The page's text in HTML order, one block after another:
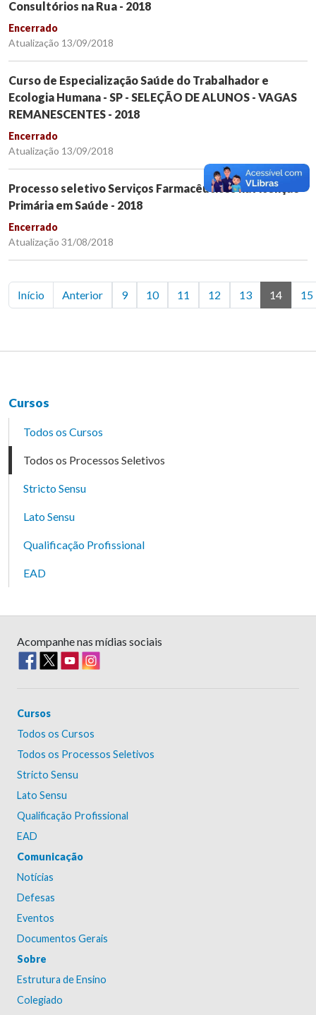
Consultórios na Rua - 2018
Encerrado
Atualização 13/09/2018
Curso de Especialização Saúde do Trabalhador e
Ecologia Humana - SP - SELEÇÃO DE ALUNOS - VAGAS
REMANESCENTES - 2018
Encerrado
Atualização 13/09/2018
Processo seletivo Serviços Farmacêuticos na Atenção
Primária em Saúde - 2018
Encerrado
Atualização 31/08/2018
Início Anterior 9 10 11 12 13 14 15
Cursos
Todos os Cursos
Todos os Processos Seletivos
Stricto Sensu
Lato Sensu
Qualificação Profissional
EAD
Acompanhe nas mídias sociais
Cursos
Todos os Cursos
Todos os Processos Seletivos
Stricto Sensu
Lato Sensu
Qualificação Profissional
EAD
Comunicação
Notícias
Defesas
Eventos
Documentos Gerais
Sobre
Estrutura de Ensino
Colegiado